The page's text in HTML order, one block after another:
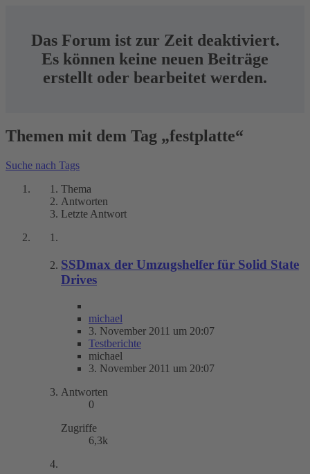
Das Forum ist zur Zeit deaktiviert.
Es können keine neuen Beiträge
erstellt oder bearbeitet werden.
Themen mit dem Tag „festplatte“
Suche nach Tags
Thema
Antworten
Letzte Antwort
SSDmax der Umzugshelfer für Solid State
Drives
michael
3. November 2011 um 20:07
Testberichte
michael
3. November 2011 um 20:07
Antworten
0
Zugriffe
6,3k